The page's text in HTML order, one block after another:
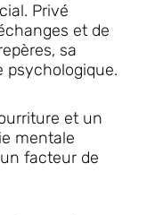
Privé
et de
sa
psychologique.
et un
mentale
facteur de